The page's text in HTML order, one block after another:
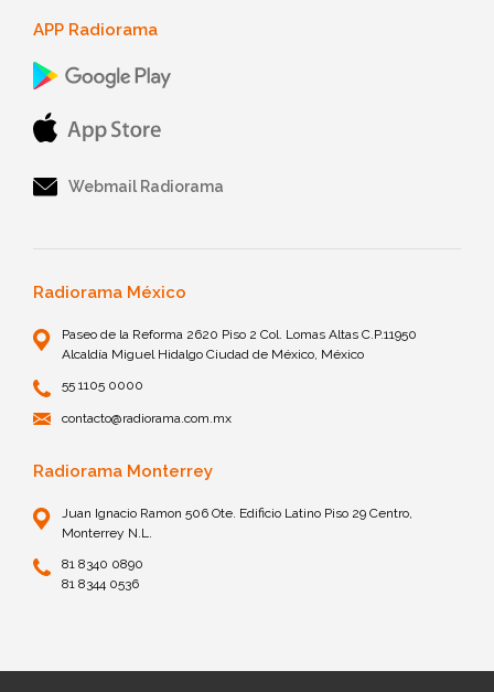
APP Radiorama
Webmail Radiorama
Radiorama México
Paseo de la Reforma 2620 Piso 2 Col. Lomas Altas C.P.11950
Alcaldía Miguel Hidalgo Ciudad de México, México
55 1105 0000
contacto@radiorama.com.mx
Radiorama Monterrey
Juan Ignacio Ramon 506 Ote. Edificio Latino Piso 29 Centro,
Monterrey N.L.
81 8340 0890
81 8344 0536